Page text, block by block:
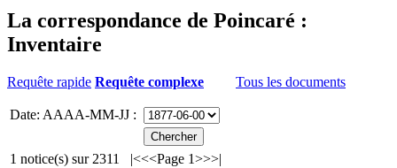
La correspondance de Poincaré :
Inventaire
Requête rapide Requête complexe Tous les documents
Date: AAAA-MM-JJ :
1 notice(s) sur 2311 |<<<Page 1>>>|